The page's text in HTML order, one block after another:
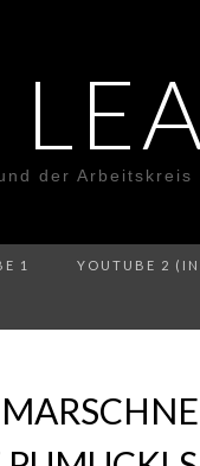
der Arbeitskreis
1 YOUTUBE 2